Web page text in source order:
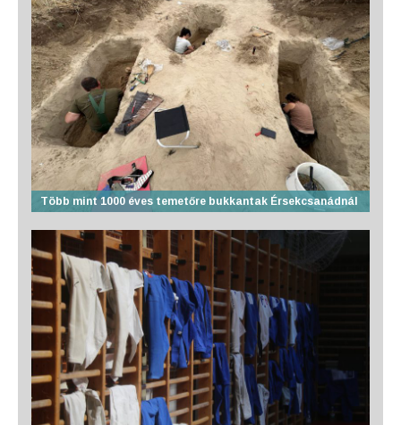
Több mint 1000 éves temetőre bukkantak Érsekcsanádnál